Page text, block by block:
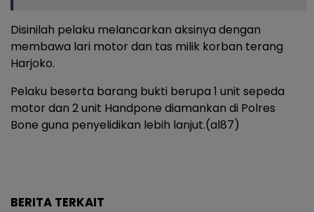
Disinilah pelaku melancarkan aksinya dengan
membawa lari motor dan tas milik korban terang
Harjoko.
Pelaku beserta barang bukti berupa 1 unit sepeda
motor dan 2 unit Handpone diamankan di Polres
Bone guna penyelidikan lebih lanjut.(al87)
BERITA TERKAIT